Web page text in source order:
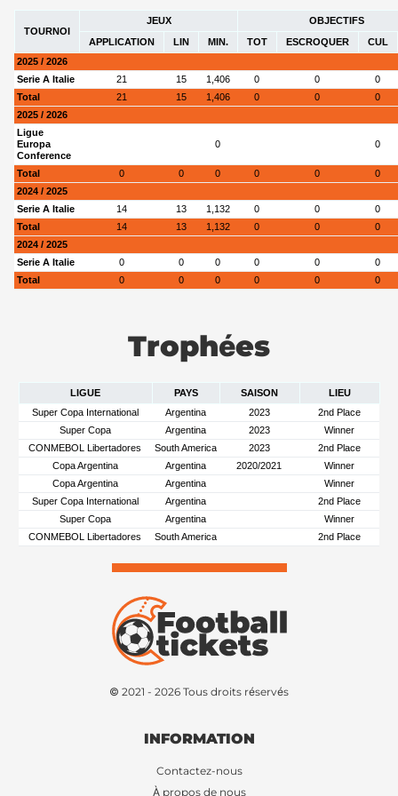
TOURNOI
JEUX
OBJECTIFS
APPLICATION
LIN MIN. TOT ESCROQUER
CUL
2025 / 2026
Serie A Italie
21 15 1,406 0 0
0
Total
21 15 1,406 0 0
0
2025 / 2026
Ligue
Europa
Conference
0 0
Total 0 0 0 0 0
0
2024 / 2025
Serie A Italie
14 13 1,132 0 0
0
Total
14 13 1,132 0 0
0
2024 / 2025
Serie A Italie
0 0 0 0 0
0
Total
0 0 0 0 0 0
Trophées
LIGUE PAYS SAISON
LIEU
Super Copa International
Argentina 2023
2nd Place
Super Copa
Argentina 2023
Winner
CONMEBOL Libertadores
South America 2023
2nd Place
Copa Argentina
Argentina 2020/2021
Winner
Copa Argentina
Argentina
Winner
Super Copa International
Argentina
2nd Place
Super Copa
Argentina
Winner
CONMEBOL Libertadores
South America 2nd Place
© 2021 - 2026 Tous droits réservés
INFORMATION
Contactez-nous
À propos de nous